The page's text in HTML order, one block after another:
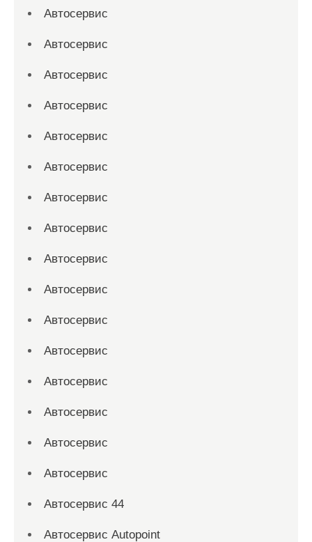
Автосервис
Автосервис
Автосервис
Автосервис
Автосервис
Автосервис
Автосервис
Автосервис
Автосервис
Автосервис
Автосервис
Автосервис
Автосервис
Автосервис
Автосервис
Автосервис
Автосервис 44
Автосервис Autopoint